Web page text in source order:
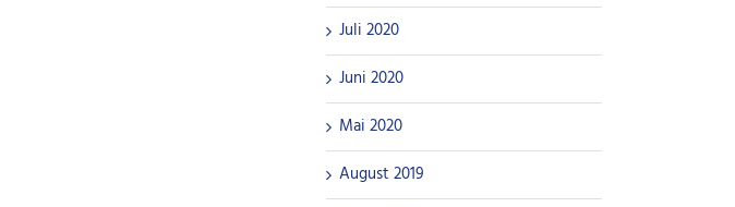
Juli 2020
Juni 2020
Mai 2020
August 2019